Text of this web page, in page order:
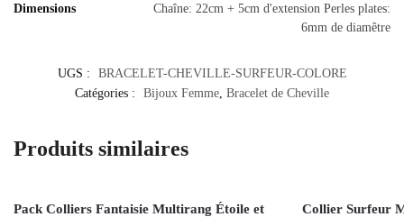
Dimensions
Chaîne: 22cm + 5cm d'extension Perles plates:
6mm de diamêtre
UGS :
BRACELET-CHEVILLE-SURFEUR-COLORE
Catégories :
Bijoux Femme Bracelet de Cheville
Produits similaires
Pack Colliers Fantaisie Multirang Étoile et
Collier Surfeur